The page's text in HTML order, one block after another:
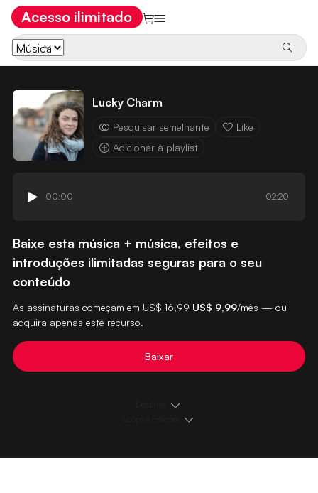
Acesso ilimitado
Lucky Charm
Pesquisar semelhante
Like
Adicionar à playlist
00:00 02:20
Baixe esta música + música, efeitos e
introduções ilimitadas seguras para o seu
conteúdo
As assinaturas começam em US$ 16,99 US$ 9,99/mês — ou
adquira apenas este recurso.
Baixar